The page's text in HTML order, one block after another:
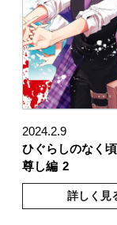
2024.2.9
ひぐらしのなく
尊し編 2
詳しく見